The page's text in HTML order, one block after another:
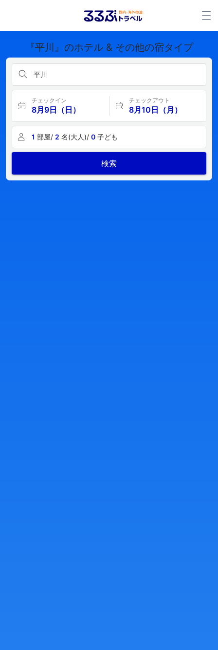
『平川』のホテル & その他の宿タイプ
平川
チェックイン
8月9日（日）
チェックアウト
8月10日（月）
1 部屋/ 2 名(大人)/ 0 子ども
検索